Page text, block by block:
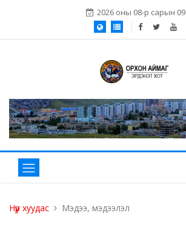
2026 оны 08-р сарын 09
Нүүр хуудас Мэдээ, мэдээлэл